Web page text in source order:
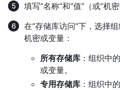
填写“名称”和“值”（或“机密
在“存储库访问”下，选择
机密或变量：
所有存储库 ：组织中
或变量。
专用存储库 ：组织中